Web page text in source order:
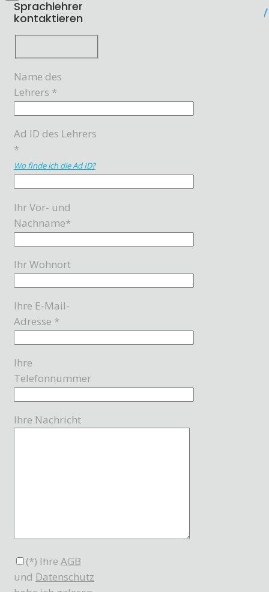
Sprachlehrer
kontaktieren
Name des
Lehrers *
Ad ID des Lehrers
*
Wo finde ich die Ad ID?
Ihr Vor- und
Nachname*
Ihr Wohnort
Ihre E-Mail-
Adresse *
Ihre
Telefonnummer
Ihre Nachricht
(*) Ihre AGB
und Datenschutz